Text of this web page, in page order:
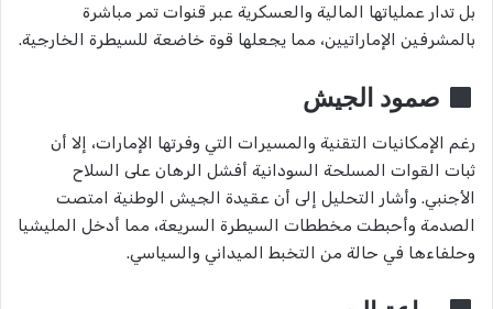
بل تدار عملياتها المالية والعسكرية عبر قنوات تمر مباشرة
بالمشرفين الإماراتيين، مما يجعلها قوة خاضعة للسيطرة الخارجية.
صمود الجيش
رغم الإمكانيات التقنية والمسيرات التي وفرتها الإمارات، إلا أن
ثبات القوات المسلحة السودانية أفشل الرهان على السلاح
الأجنبي. وأشار التحليل إلى أن عقيدة الجيش الوطنية امتصت
الصدمة وأحبطت مخططات السيطرة السريعة، مما أدخل المليشيا
وحلفاءها في حالة من التخبط الميداني والسياسي.